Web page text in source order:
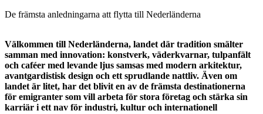
De främsta anledningarna att flytta till Nederländerna
Välkommen till Nederländerna, landet där tradition smälter
samman med innovation: konstverk, väderkvarnar, tulpanfält
och caféer med levande ljus samsas med modern arkitektur,
avantgardistisk design och ett sprudlande nattliv. Även om
landet är litet, har det blivit en av de främsta destinationerna
för emigranter som vill arbeta för stora företag och stärka sin
karriär i ett nav för industri, kultur och internationell